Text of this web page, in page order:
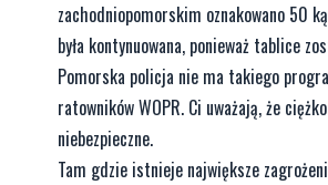
zachodniopomorskim oznakowano 50
była kontynuowana, ponieważ tablice
Pomorska policja nie ma takiego
ratowników WOPR. Ci uważają, że
niebezpieczne.
Tam gdzie istnieje największe